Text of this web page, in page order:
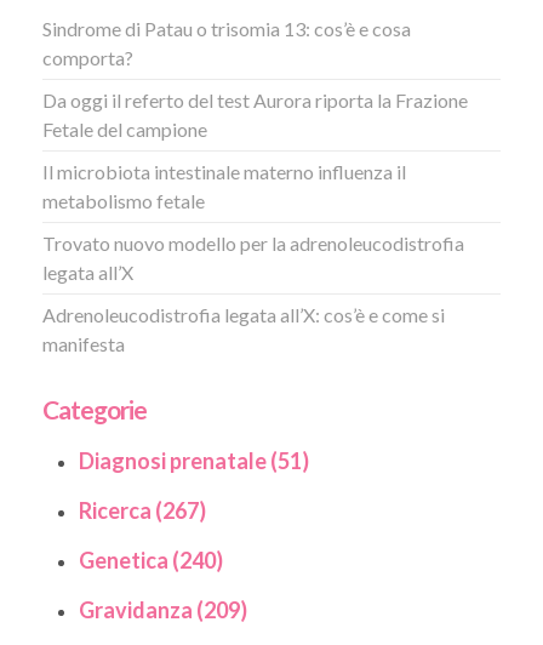
Sindrome di Patau o trisomia 13: cos’è e cosa
comporta?
Da oggi il referto del test Aurora riporta la Frazione
Fetale del campione
Il microbiota intestinale materno influenza il
metabolismo fetale
Trovato nuovo modello per la adrenoleucodistrofia
legata all’X
Adrenoleucodistrofia legata all’X: cos’è e come si
manifesta
Categorie
Diagnosi prenatale (51)
Ricerca (267)
Genetica (240)
Gravidanza (209)